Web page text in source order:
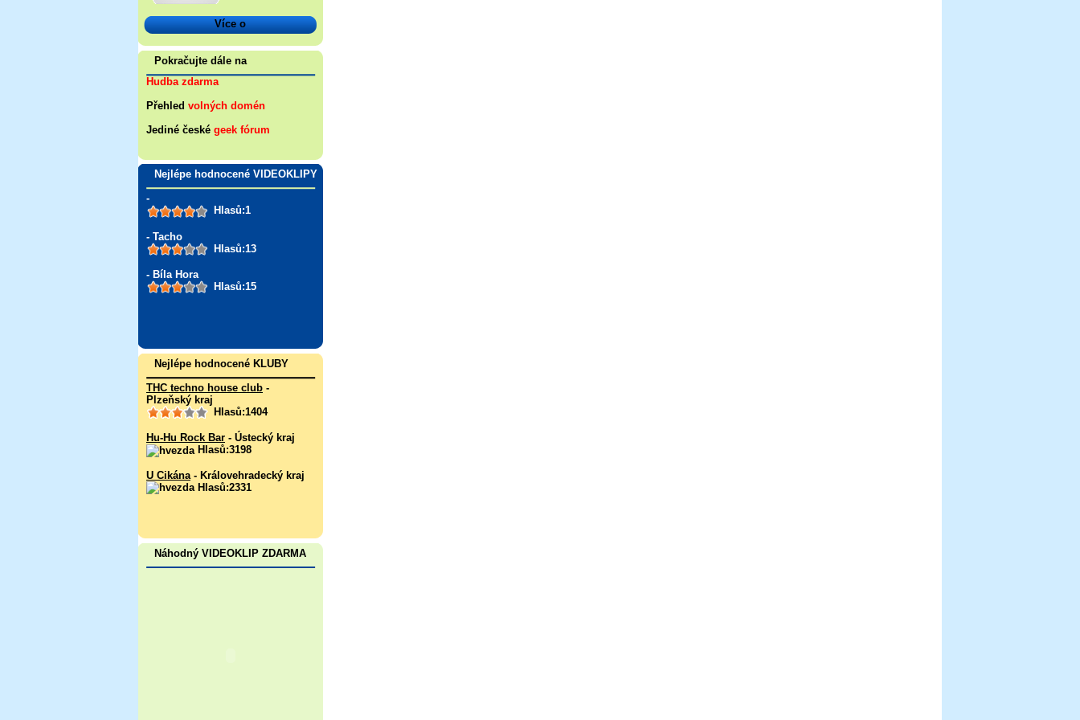
Více o
Pokračujte dále na
Hudba zdarma
Přehled volných domén
Jediné české geek fórum
Nejlépe hodnocené VIDEOKLIPY
-
Hlasů:1
- Tacho
Hlasů:13
- Bíla Hora
Hlasů:15
Nejlépe hodnocené KLUBY
THC techno house club -
Plzeňský kraj
Hlasů:1404
Hu-Hu Rock Bar - Ústecký kraj
Hlasů:3198
U Cikána - Královehradecký kraj
Hlasů:2331
Náhodný VIDEOKLIP ZDARMA